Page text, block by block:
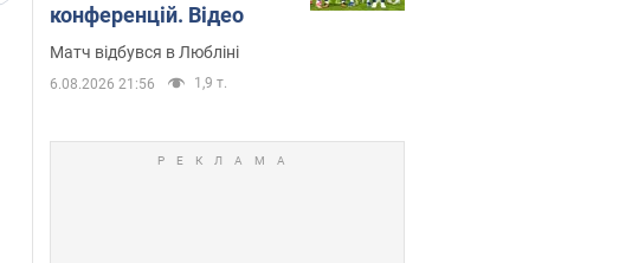
конференцій. Відео
Матч відбувся в Любліні
6.08.2026 21:56 1,9 т.